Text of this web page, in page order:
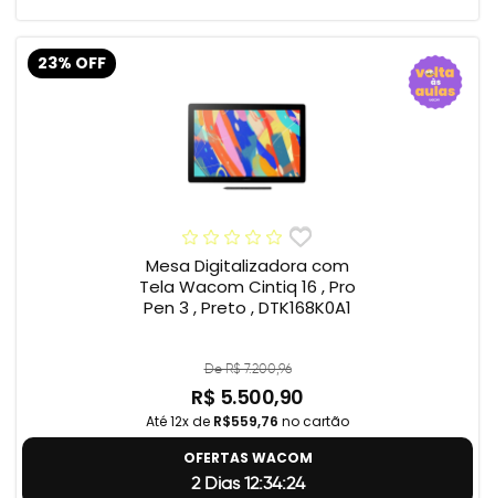
23% OFF
Mesa Digitalizadora com
Tela Wacom Cintiq 16 , Pro
Pen 3 , Preto , DTK168K0A1
De R$ 7.200,96
R$ 5.500,90
Até 12x de R$559,76 no cartão
OFERTAS WACOM
2 Dias 12:34:23